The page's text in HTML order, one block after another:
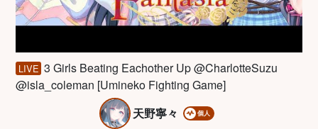
LIVE 3 Girls Beating Eachother Up @CharlotteSuzu
@isla_coleman [Umineko Fighting Game]
天野寧々
個人